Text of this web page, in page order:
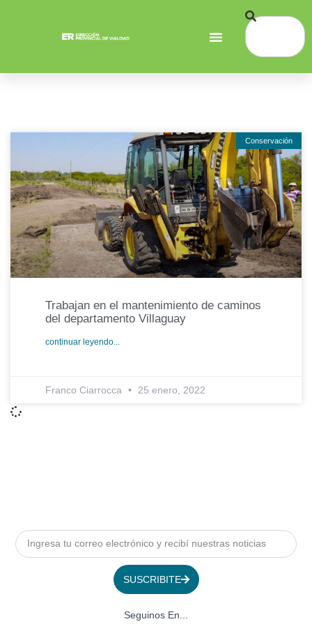
Conservación
Trabajan en el mantenimiento de caminos
del departamento Villaguay
continuar leyendo...
Franco Ciarrocca 25 enero, 2022
SUSCRIBITE
Seguinos En...